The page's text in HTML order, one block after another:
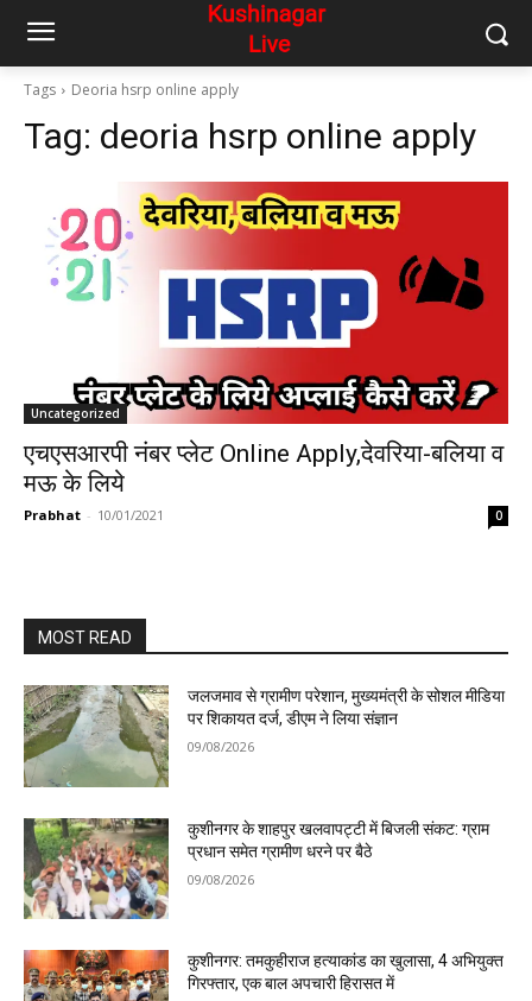
Tags Deoria hsrp online apply
Tag: deoria hsrp online apply
Uncategorized
एचएसआरपी नंबर प्लेट Online Apply,देवरिया-बलिया व
मऊ के लिये
Prabhat - 10/01/2021 0
MOST READ
जलजमाव से ग्रामीण परेशान, मुख्यमंत्री के सोशल मीडिया
पर शिकायत दर्ज, डीएम ने लिया संज्ञान
09/08/2026
कुशीनगर के शाहपुर खलवापट्टी में बिजली संकट: ग्राम
प्रधान समेत ग्रामीण धरने पर बैठे
09/08/2026
कुशीनगर: तमकुहीराज हत्याकांड का खुलासा, 4 अभियुक्त
गिरफ्तार, एक बाल अपचारी हिरासत में